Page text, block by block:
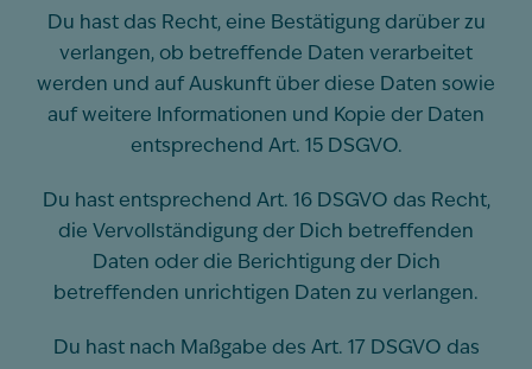
Du hast das Recht, eine Bestätigung darüber zu
verlangen, ob betreffende Daten verarbeitet
werden und auf Auskunft über diese Daten sowie
auf weitere Informationen und Kopie der Daten
entsprechend Art. 15 DSGVO.
Du hast entsprechend Art. 16 DSGVO das Recht,
die Vervollständigung der Dich betreffenden
Daten oder die Berichtigung der Dich
betreffenden unrichtigen Daten zu verlangen.
Du hast nach Maßgabe des Art. 17 DSGVO das